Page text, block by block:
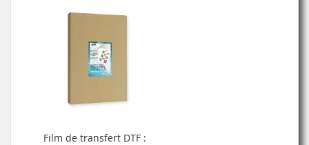
Film de transfert DTF :